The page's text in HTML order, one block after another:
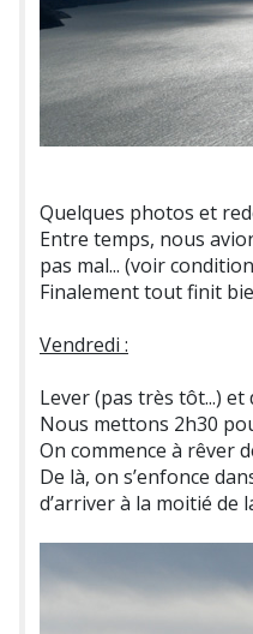
Quelques photos et
Entre temps, nous
pas mal... (voir
Finalement tout finit
Vendredi :
Lever (pas très tôt...)
Nous mettons 2h30
On commence à rêver
De là, on s’enfonce
d’arriver à la moitié de